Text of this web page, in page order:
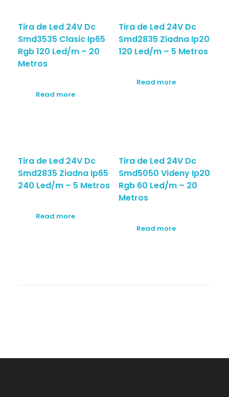
Tira de Led 24V Dc
Smd3535 Clasic Ip65
Rgb 120 Led/m – 20
Metros
Read more
Tira de Led 24V Dc
Smd2835 Ziadna Ip20
120 Led/m – 5 Metros
Read more
Tira de Led 24V Dc
Smd2835 Ziadna Ip65
240 Led/m – 5 Metros
Read more
Tira de Led 24V Dc
Smd5050 Videny Ip20
Rgb 60 Led/m – 20
Metros
Read more